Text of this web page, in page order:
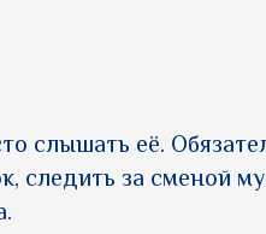
слышать её.
следить за сменой